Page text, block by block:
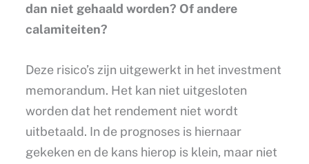
dan niet gehaald worden? Of andere
calamiteiten?
Deze risico’s zijn uitgewerkt in het investment
memorandum. Het kan niet uitgesloten
worden dat het rendement niet wordt
uitbetaald. In de prognoses is hiernaar
gekeken en de kans hierop is klein, maar niet